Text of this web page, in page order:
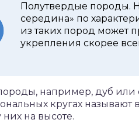
Полутвердые породы.
середина» по
из таких пород может
укрепления скорее
например, дуб или
кругах называют
них на высоте.